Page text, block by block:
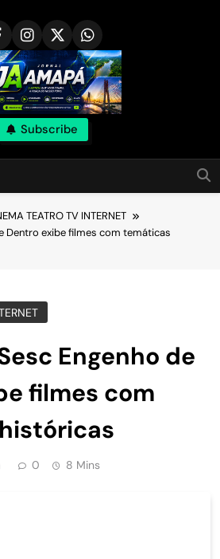
Subscribe
TEATRO TV INTERNET
Dentro exibe filmes com temáticas
Engenho de
filmes com
0 8 Mins